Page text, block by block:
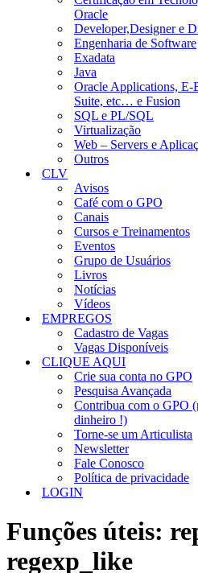
Oracle
Developer,Designer e
Engenharia de Software
Exadata
Java
Oracle Applications, E-
Suite, etc… e Fusion
SQL e PL/SQL
Virtualização
Web – Servers e
Outros
CLV
Avisos
Café com o GPO
Canais
Cursos e Treinamentos
Eventos
Grupo de Usuários
Livros
Notícias
Vídeos
EMPREGOS
Cadastro de Vagas
Vagas Disponíveis
CLIQUE AQUI
Crie sua conta no GPO
Pesquisa Avançada
Contribua com o GPO
dinheiro !)
Torne-se um Articulista
Newsletter
Fale Conosco
Política de privacidade
LOGIN
Funções úteis:
regexp_like